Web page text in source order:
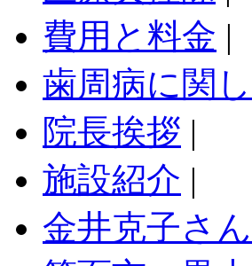
費用と料金 |
歯周病に関
院長挨拶 |
施設紹介 |
金井克子さ